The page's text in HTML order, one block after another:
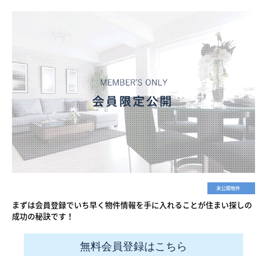
未公開物件
まずは会員登録でいち早く物件情報を手に入れることが住まい探しの
成功の秘訣です！
無料会員登録はこちら